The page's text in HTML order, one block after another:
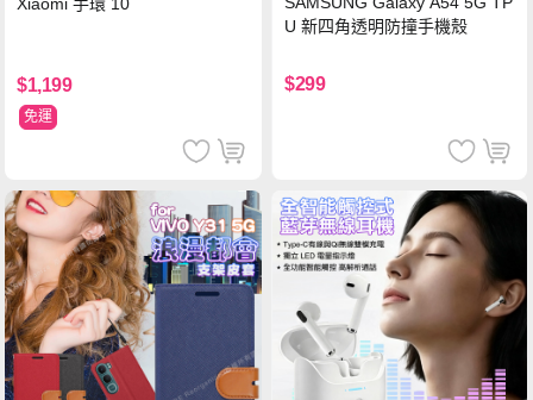
$1,199
免運
U 新四角透明防撞手機殼
$299